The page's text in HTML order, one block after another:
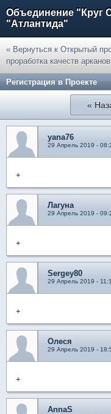
Объединение "Круг
"Атлантида"
« Вернуться к Открытый
проработка качеств
Регистрация в Проекте
«
yana76
29 Апрель 2019 -
+
Лагуна
29 Апрель 2019 -
+
Sergey80
29 Апрель 2019 -
+
Олеся
29 Апрель 2019 -
+
AnnaS